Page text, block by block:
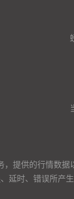
提供的行情数
延时、错误所产